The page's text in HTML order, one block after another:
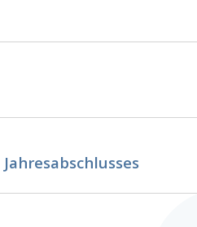
Jahresabschlusses